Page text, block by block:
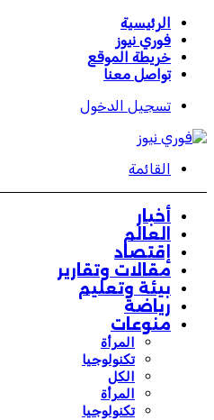
الرئيسية
فوري نيوز
خريطة الموقع
تواصل معنا
تسجيل الدخول
القائمة
أخبار
العالم
إقتصاد
مقالات وتقارير
بيئة وتعليم
رياضة
منوعات
المرأة
تكنولوجيا
الكل
المرأة
تكنولوجيا